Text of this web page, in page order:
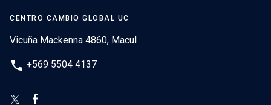
CENTRO CAMBIO GLOBAL UC
Vicuña Mackenna 4860, Macul
phone +569 5504 4137